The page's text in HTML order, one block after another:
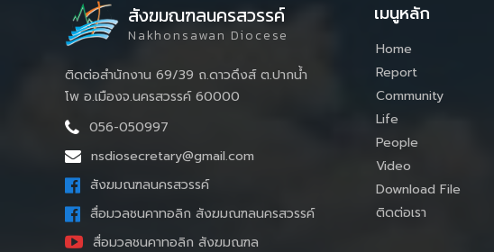
สังฆมณฑลนครสวรรค์
Nakhonsawan Diocese
ติดต่อสำนักงาน 69/39 ถ.ดาวดึงส์ ต.ปากน้ำ
โพ อ.เมืองจ.นครสวรรค์ 60000
056-050997
nsdiosecretary@gmail.com
สังฆมณฑลนครสวรรค์
สื่อมวลชนคาทอลิก สังฆมณฑลนครสวรรค์
สื่อมวลชนคาทอลิก สังฆมณฑล
เมนูหลัก
Home
Report
Community
Life
People
Video
Download File
ติดต่อเรา